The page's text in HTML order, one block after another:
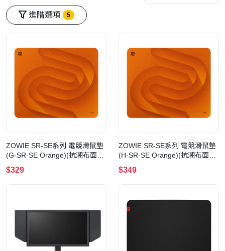
進階選項 5
ZOWIE SR-SE系列 電競滑鼠墊
(G-SR-SE Orange)(抗潮布面彩
色印刷-L-橙色)
$329
ZOWIE SR-SE系列 電競滑鼠墊
(H-SR-SE Orange)(抗潮布面彩
色印刷-XL-橙色)
$349